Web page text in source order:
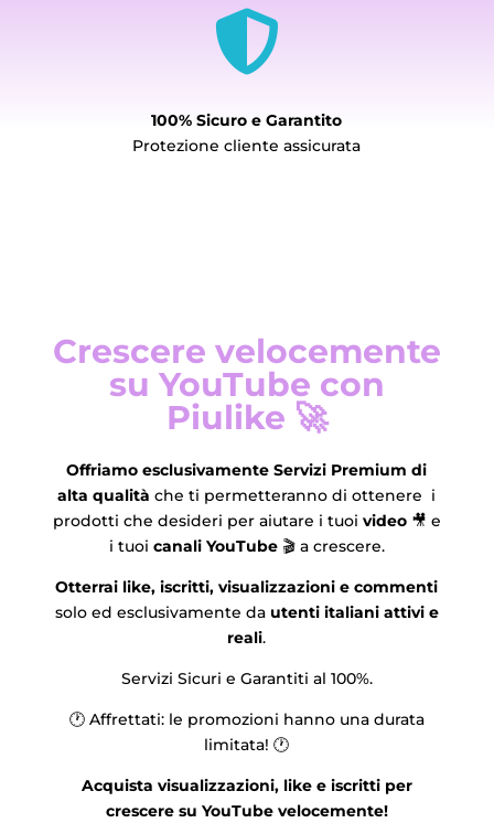

100% Sicuro e Garantito
Protezione cliente assicurata
Crescere velocemente
su YouTube con
Piulike 🚀
Offriamo esclusivamente Servizi Premium di
alta qualità che ti permetteranno di ottenere i
prodotti che desideri per aiutare i tuoi video🎥 e
i tuoi canali YouTube🎬 a crescere.
Otterrai like, iscritti, visualizzazioni e commenti
solo ed esclusivamente da utenti italiani attivi e
reali.
Servizi Sicuri e Garantiti al 100%.
🕐 Affrettati: le promozioni hanno una durata
limitata! 🕐
Acquista visualizzazioni, like e iscritti per
crescere su YouTube velocemente!